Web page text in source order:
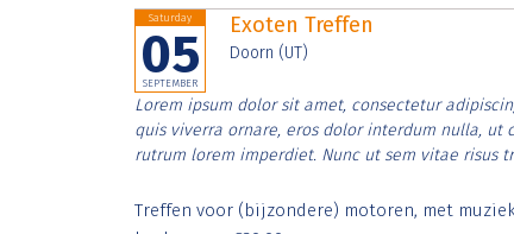
Saturday
05
SEPTEMBER
Exoten Treffen
Doorn (UT)
Lorem ipsum dolor sit amet, consectetur
quis viverra ornare, eros dolor interdum nulla, ut
rutrum lorem imperdiet. Nunc ut sem vitae risus
Treffen voor (bijzondere) motoren, met